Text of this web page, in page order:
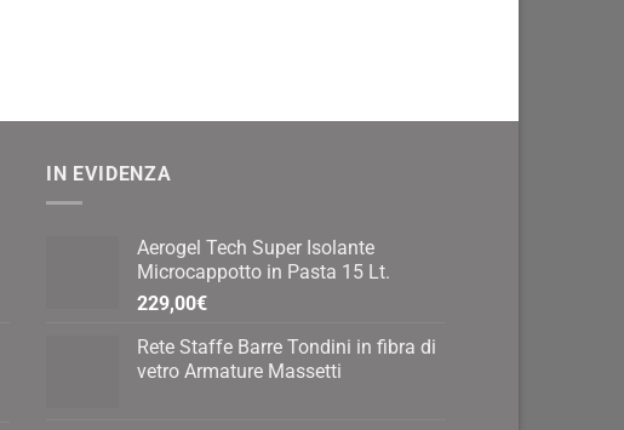
IN EVIDENZA
Aerogel Tech Super Isolante
Microcappotto in Pasta 15 Lt.
229,00€
Rete Staffe Barre Tondini in fibra di
vetro Armature Massetti